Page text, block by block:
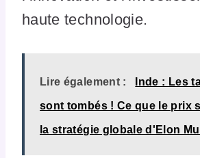
haute technologie.
Lire également : Inde : Les
sont tombés ! Ce que le prix
la stratégie globale d'Elon